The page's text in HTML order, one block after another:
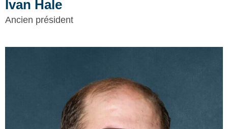
Ivan Hale
Ancien président